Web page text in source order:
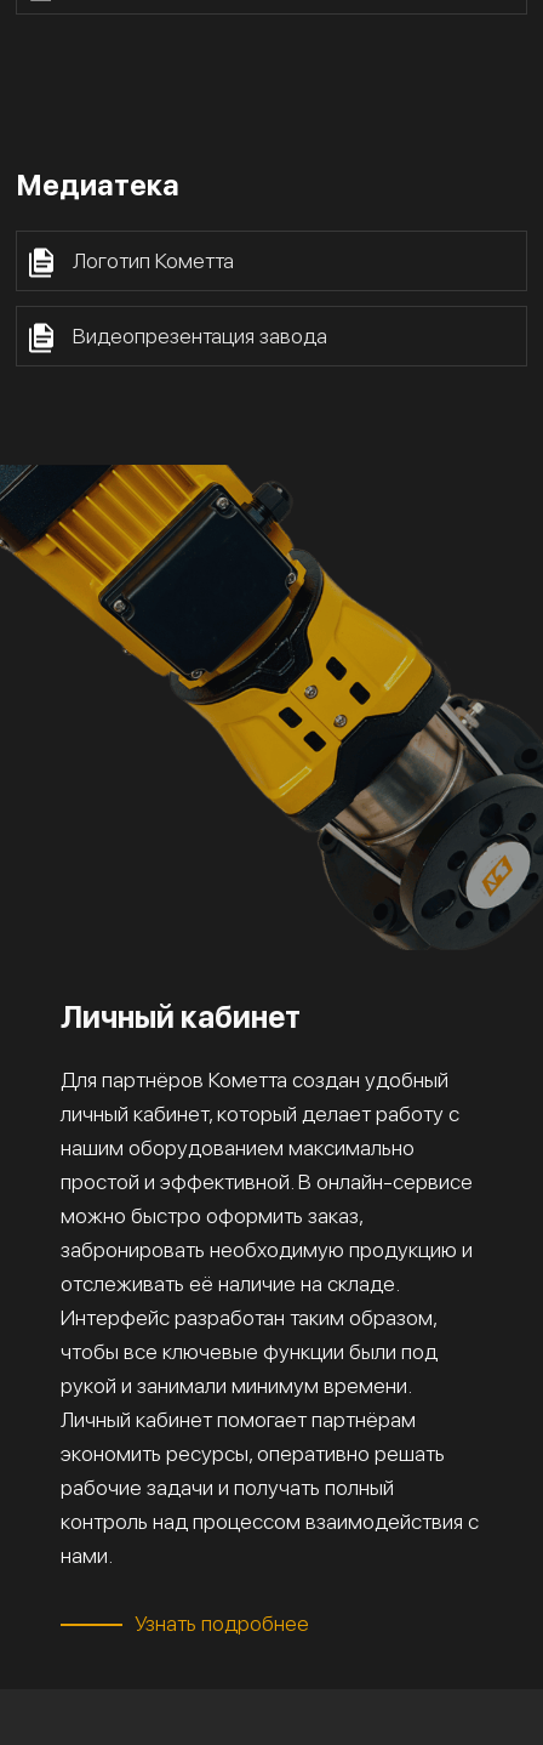
Медиатека
Логотип Кометта
Видеопрезентация завода
Личный кабинет
Для партнёров Кометта создан удобный
личный кабинет, который делает работу с
нашим оборудованием максимально
простой и эффективной. В онлайн-сервисе
можно быстро оформить заказ,
забронировать необходимую продукцию и
отслеживать её наличие на складе.
Интерфейс разработан таким образом,
чтобы все ключевые функции были под
рукой и занимали минимум времени.
Личный кабинет помогает партнёрам
экономить ресурсы, оперативно решать
рабочие задачи и получать полный
контроль над процессом взаимодействия с
нами.
Узнать подробнее